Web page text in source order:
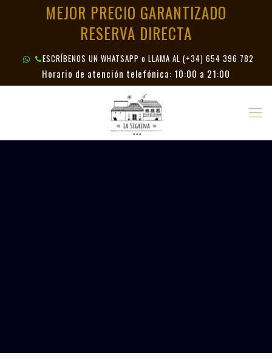
MEJOR PRECIO GARANTIZADO
RESERVA DIRECTA
ESCRÍBENOS UN WHATSAPP o LLAMA AL(+34) 654 396 782
Horario de atención telefónica: 10:00 a 21:00